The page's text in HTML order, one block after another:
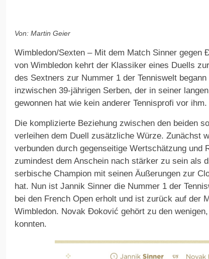
Von: Martin Geier
Wimbledon/Sexten – Mit dem Match Sinner gegen
von Wimbledon kehrt der Klassiker eines Duells
des Sextners zur Nummer 1 der Tenniswelt begann
inzwischen 39-jährigen Serben, der in seiner
gewonnen hat wie kein anderer Tennisprofi vor ihm.
Die komplizierte Beziehung zwischen den beiden
verleihen dem Duell zusätzliche Würze. Zunächst
verbunden durch gegenseitige Wertschätzung und
zumindest dem Anschein nach stärker zu sein als
serbische Champion mit seinen Äußerungen zur
hat. Nun ist Jannik Sinner die Nummer 1 der
bei den French Open erholt und ist zurück auf der
Wimbledon. Novak Đoković gehört zu den
konnten.